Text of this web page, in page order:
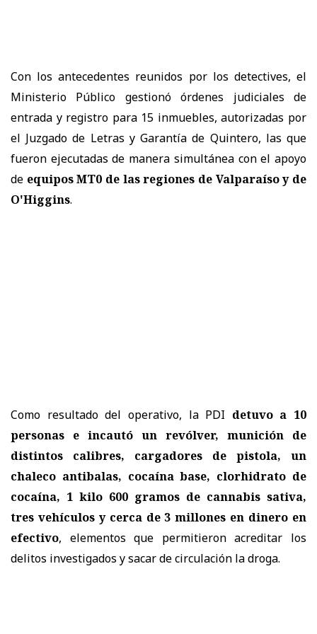
Con los antecedentes reunidos por los detectives, el
Ministerio Público gestionó órdenes judiciales de
entrada y registro para 15 inmuebles, autorizadas por
el Juzgado de Letras y Garantía de Quintero, las que
fueron ejecutadas de manera simultánea con el apoyo
de equipos MT0 de las regiones de Valparaíso y de
O'Higgins.
Como resultado del operativo, la PDI detuvo a 10
personas e incautó un revólver, munición de
distintos calibres, cargadores de pistola, un
chaleco antibalas, cocaína base, clorhidrato de
cocaína, 1 kilo 600 gramos de cannabis sativa,
tres vehículos y cerca de 3 millones en dinero en
efectivo, elementos que permitieron acreditar los
delitos investigados y sacar de circulación la droga.